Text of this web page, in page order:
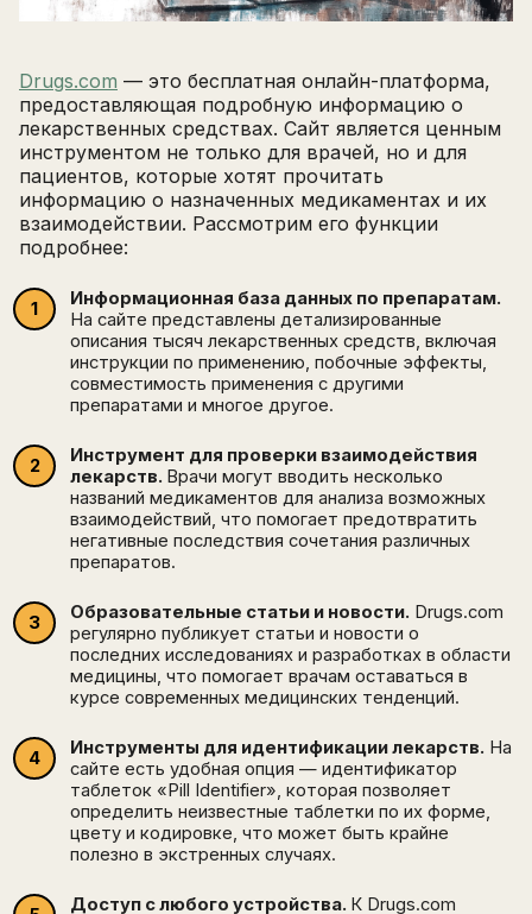
Drugs.com — это бесплатная онлайн-платформа,
предоставляющая подробную информацию о
лекарственных средствах. Сайт является ценным
инструментом не только для врачей, но и для
пациентов, которые хотят прочитать
информацию о назначенных медикаментах и их
взаимодействии. Рассмотрим его функции
подробнее:
Информационная база данных по препаратам.
На сайте представлены детализированные
описания тысяч лекарственных средств, включая
инструкции по применению, побочные эффекты,
совместимость применения с другими
препаратами и многое другое.
Инструмент для проверки взаимодействия
лекарств. Врачи могут вводить несколько
названий медикаментов для анализа возможных
взаимодействий, что помогает предотвратить
негативные последствия сочетания различных
препаратов.
Образовательные статьи и новости. Drugs.com
регулярно публикует статьи и новости о
последних исследованиях и разработках в области
медицины, что помогает врачам оставаться в
курсе современных медицинских тенденций.
Инструменты для идентификации лекарств. На
сайте есть удобная опция — идентификатор
таблеток «Pill Identifier», которая позволяет
определить неизвестные таблетки по их форме,
цвету и кодировке, что может быть крайне
полезно в экстренных случаях.
Доступ с любого устройства. К Drugs.com